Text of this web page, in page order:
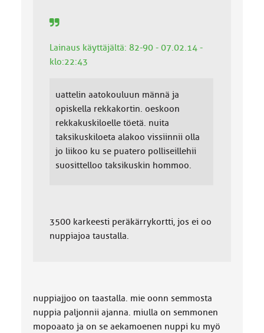
Lainaus käyttäjältä: 82-90 - 07.02.14 -
klo:22:43
uattelin aatokouluun männä ja
opiskella rekkakortin. oeskoon
rekkakuskiloelle töetä. nuita
taksikuskiloeta alakoo vissiinnii olla
jo liikoo ku se puatero polliseillehii
suosittelloo taksikuskin hommoo.
3500 karkeesti peräkärrykortti, jos ei oo
nuppiajoa taustalla.
nuppiajjoo on taastalla. mie oonn semmosta
nuppia paljonnii ajanna. miulla on semmonen
mopoaato ja on se aekamoenen nuppi ku myö